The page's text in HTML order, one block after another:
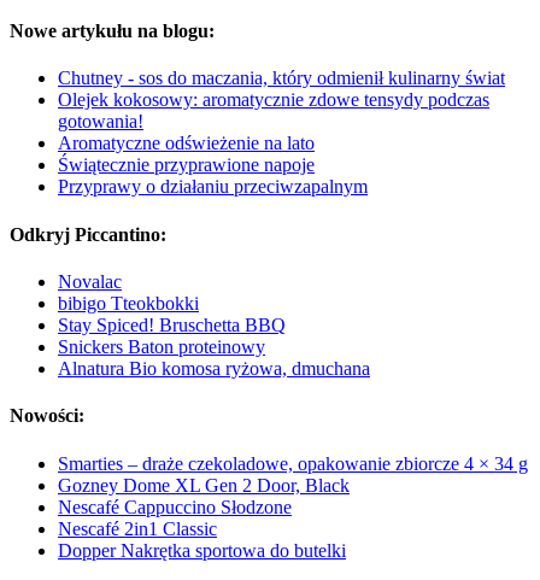
Nowe artykułu na blogu:
Chutney - sos do maczania, który odmienił kulinarny świat
Olejek kokosowy: aromatycznie zdowe tensydy podczas
gotowania!
Aromatyczne odświeżenie na lato
Świątecznie przyprawione napoje
Przyprawy o działaniu przeciwzapalnym
Odkryj Piccantino:
Novalac
bibigo Tteokbokki
Stay Spiced! Bruschetta BBQ
Snickers Baton proteinowy
Alnatura Bio komosa ryżowa, dmuchana
Nowości:
Smarties – draże czekoladowe, opakowanie zbiorcze 4 × 34 g
Gozney Dome XL Gen 2 Door, Black
Nescafé Cappuccino Słodzone
Nescafé 2in1 Classic
Dopper Nakrętka sportowa do butelki